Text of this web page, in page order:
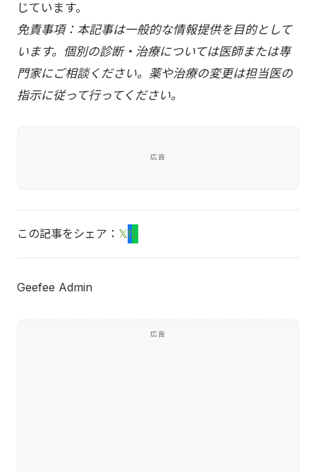
じています。
免責事項：本記事は一般的な情報提供を目的として
います。個別の診断・治療については医師または専
門家にご相談ください。薬や治療の変更は担当医の
指示に従って行ってください。
広告
この記事をシェア： 𝕏fL
Geefee Admin
広告